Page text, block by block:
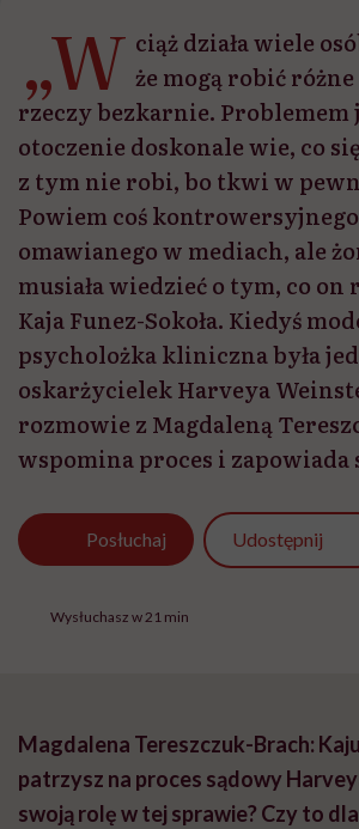
„W ciąż działa wiele
że mogą robić
rzeczy bezkarnie. Problemem
otoczenie doskonale wie, co
z tym nie robi, bo tkwi w
Powiem coś
omawianego w mediach, ale
musiała wiedzieć o tym, co on
Kaja Funez-Sokoła. Kiedyś
psycholożka kliniczna była
oskarżycielek Harveya
rozmowie z Magdaleną
wspomina proces i zapowiada
Posłuchaj Udostępnij
Wysłuchasz w 21 min
Magdalena Tereszczuk-Brach:
patrzysz na proces sądowy
swoją rolę w tej sprawie? Czy to